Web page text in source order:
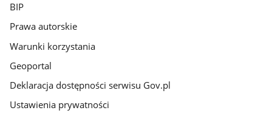
BIP
Prawa autorskie
Warunki korzystania
Geoportal
Deklaracja dostępności serwisu Gov.pl
Ustawienia prywatności